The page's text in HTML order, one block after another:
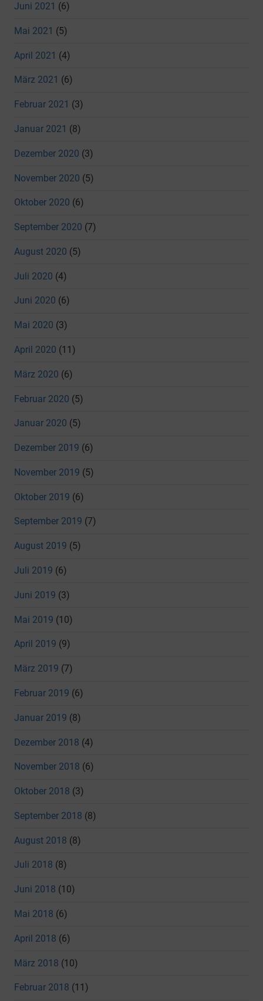
Juni 2021 (6)
Mai 2021 (5)
April 2021 (4)
März 2021 (6)
Februar 2021 (3)
Januar 2021 (8)
Dezember 2020 (3)
November 2020 (5)
Oktober 2020 (6)
September 2020 (7)
August 2020 (5)
Juli 2020 (4)
Juni 2020 (6)
Mai 2020 (3)
April 2020 (11)
März 2020 (6)
Februar 2020 (5)
Januar 2020 (5)
Dezember 2019 (6)
November 2019 (5)
Oktober 2019 (6)
September 2019 (7)
August 2019 (5)
Juli 2019 (6)
Juni 2019 (3)
Mai 2019 (10)
April 2019 (9)
März 2019 (7)
Februar 2019 (6)
Januar 2019 (8)
Dezember 2018 (4)
November 2018 (6)
Oktober 2018 (3)
September 2018 (8)
August 2018 (8)
Juli 2018 (8)
Juni 2018 (10)
Mai 2018 (6)
April 2018 (6)
März 2018 (10)
Februar 2018 (11)